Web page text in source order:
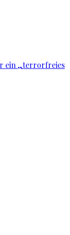
ein „terrorfreies